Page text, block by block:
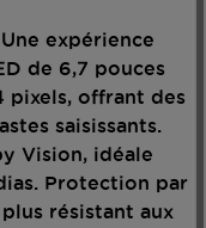
Une expérience
de 6,7 pouces
pixels, offrant des
saisissants.
Vision, idéale
Protection par
résistant aux